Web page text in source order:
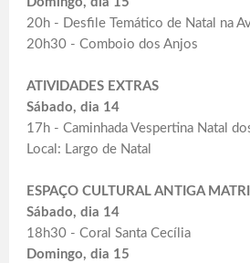
20h - Desfile Temático de Natal na
20h30 - Comboio dos Anjos
ATIVIDADES EXTRAS
Sábado, dia 14
17h - Caminhada Vespertina Natal
Local: Largo de Natal
ESPAÇO CULTURAL ANTIGA
Sábado, dia 14
18h30 - Coral Santa Cecília
Domingo, dia 15